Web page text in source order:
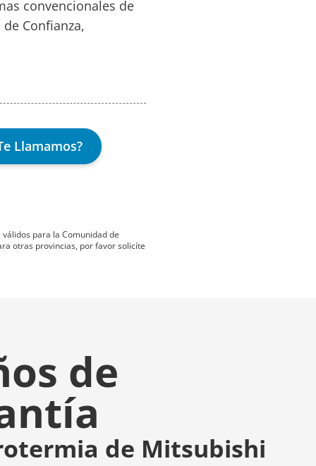
convencionales de
Confianza,
Llamamos?
para la Comunidad de
otras provincias, por favor solicíte
de
de Mitsubishi